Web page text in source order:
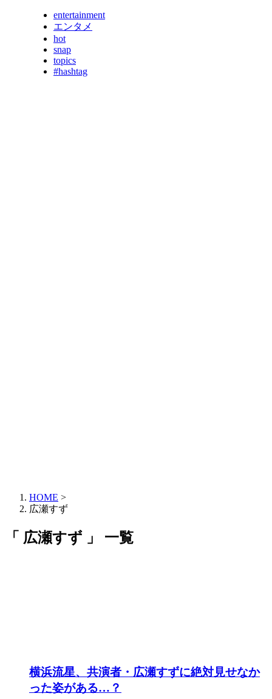
entertainment
エンタメ
hot
snap
topics
#hashtag
HOME >
広瀬すず
「 広瀬すず 」 一覧
横浜流星、共演者・広瀬すずに絶対見せなか
った姿がある…？